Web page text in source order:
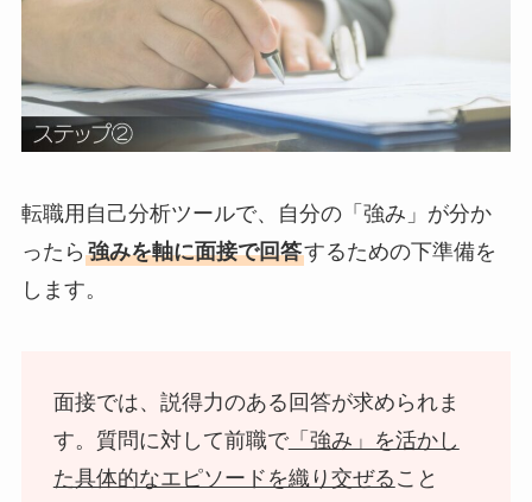
転職用自己分析ツールで、自分の「強み」が分か
ったら 強みを軸に面接で回答するための下準備を
します。
面接では、説得力のある回答が求められま
す。質問に対して前職で「強み」を活かし
た具体的なエピソードを織り交ぜる こと